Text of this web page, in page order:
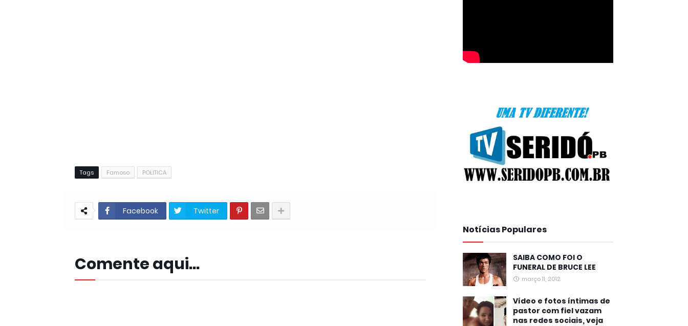
Tags Famoso POLITICA
Facebook Twitter
Comente aqui...
Notícias Populares
SAIBA COMO FOI O
FUNERAL DE BRUCE LEE
março 11, 2012
Vídeo e fotos íntimas de
pastor com fiel vazam
nas redes sociais, veja